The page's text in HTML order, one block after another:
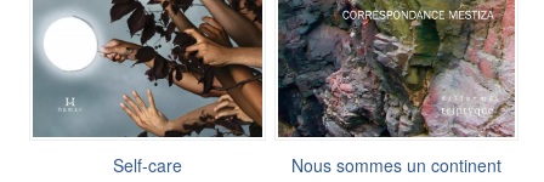
Self-care Nous sommes un continent